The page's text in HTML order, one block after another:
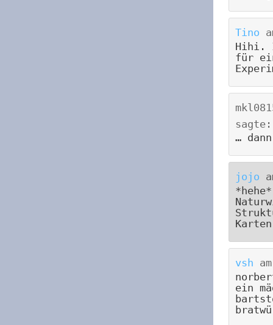
Tino
Hihi.
für
sagte:
…
jojo
vsh
ein